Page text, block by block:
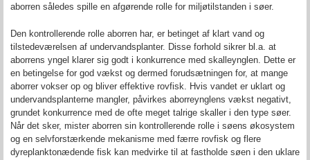
aborren således spille en afgørende rolle for miljøtilstanden i søer.
Den kontrollerende rolle aborren har, er betinget af klart vand og
tilstedeværelsen af undervandsplanter. Disse forhold sikrer bl.a. at
aborrens yngel klarer sig godt i konkurrence med skalleynglen. Dette er
en betingelse for god vækst og dermed forudsætningen for, at mange
aborrer vokser op og bliver effektive rovfisk. Hvis vandet er uklart og
undervandsplanterne mangler, påvirkes aborreynglens vækst negativt,
grundet konkurrence med de ofte meget talrige skaller i den type søer.
Når det sker, mister aborren sin kontrollerende rolle i søens økosystem
og en selvforstærkende mekanisme med færre rovfisk og flere
dyreplanktonædende fisk kan medvirke til at fastholde søen i den uklare